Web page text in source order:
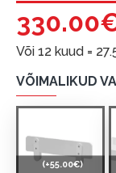
Või 12 kuud =
VÕIMALIKUD
(+55.00€)